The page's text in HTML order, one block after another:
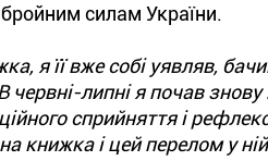
силам України.
я її вже собі уявляв,
червні-липні я почав знову
сприйняття і
книжка і цей перелом у ній